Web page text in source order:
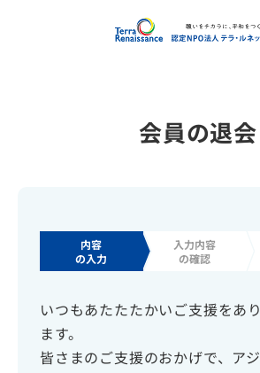
会員の退会
内容
の入力
入力内容
の確認
いつもあたたたかいご支援をあ
ます。
皆さまのご支援のおかげで、ア